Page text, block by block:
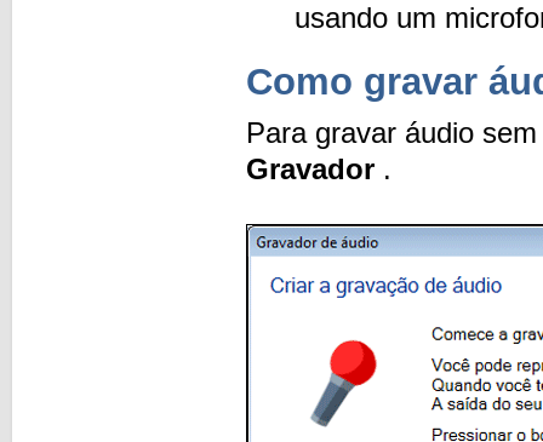
usando um
Como gravar
Para gravar áudio
Gravador .